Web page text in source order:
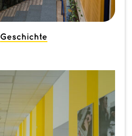
Geschichte